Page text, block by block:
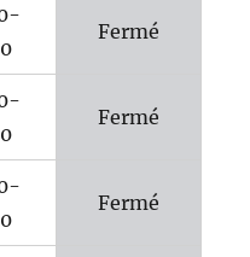
Fermé
Fermé
Fermé